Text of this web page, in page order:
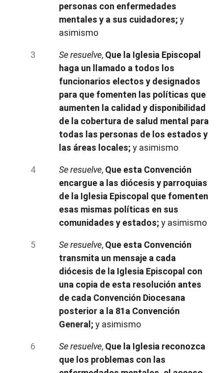
personas con enfermedades
mentales y a sus cuidadores; y
asimismo
Se resuelve, Que la Iglesia Episcopal
haga un llamado a todos los
funcionarios electos y designados
para que fomenten las políticas que
aumenten la calidad y disponibilidad
de la cobertura de salud mental para
todas las personas de los estados y
las áreas locales; y asimismo
Se resuelve, Que esta Convención
encargue a las diócesis y parroquias
de la Iglesia Episcopal que fomenten
esas mismas políticas en sus
comunidades y estados; y asimismo
Se resuelve, Que esta Convención
transmita un mensaje a cada
diócesis de la Iglesia Episcopal con
una copia de esta resolución antes
de cada Convención Diocesana
posterior a la 81a Convención
General; y asimismo
Se resuelve, Que la Iglesia reconozca
que los problemas con las